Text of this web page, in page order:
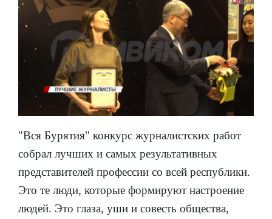
"Вся Бурятия" конкурс журналистских работ
собрал лучших и самых результативных
представителей профессии со всей республики.
Это те люди, которые формируют настроение
людей. Это глаза, уши и совесть общества,